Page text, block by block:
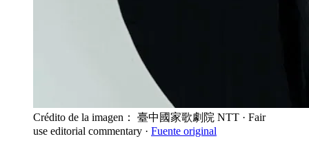
Crédito de la imagen： 臺中國家歌劇院 NTT · Fair
use editorial commentary · Fuente original